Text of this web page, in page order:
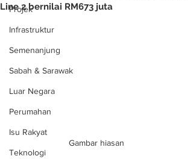
Projek
Infrastruktur
Semenanjung
Sabah & Sarawak
Luar Negara
Perumahan
Isu Rakyat
Teknologi
Line 2 bernilai RM673 juta
Gambar hiasan